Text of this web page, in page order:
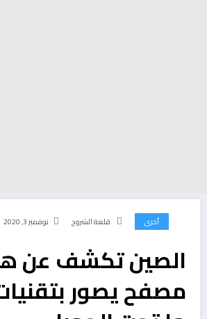
أخرى قلعة الشروح نوفمبر 3, 2020
الصين تكشف عن
مصفح يصور